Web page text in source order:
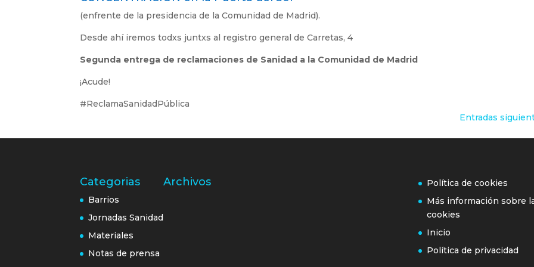
(enfrente de la presidencia de la Comunidad de Madrid).
Desde ahí iremos todxs juntxs al registro general de Carretas, 4
Segunda entrega de reclamaciones de Sanidad a la Comunidad de Madrid
¡Acude!
#ReclamaSanidadPública
Entradas
Categorias
Barrios
Jornadas Sanidad
Materiales
Notas de prensa
Archivos
Política de cookies
Más información sobre
cookies
Inicio
Política de privacidad